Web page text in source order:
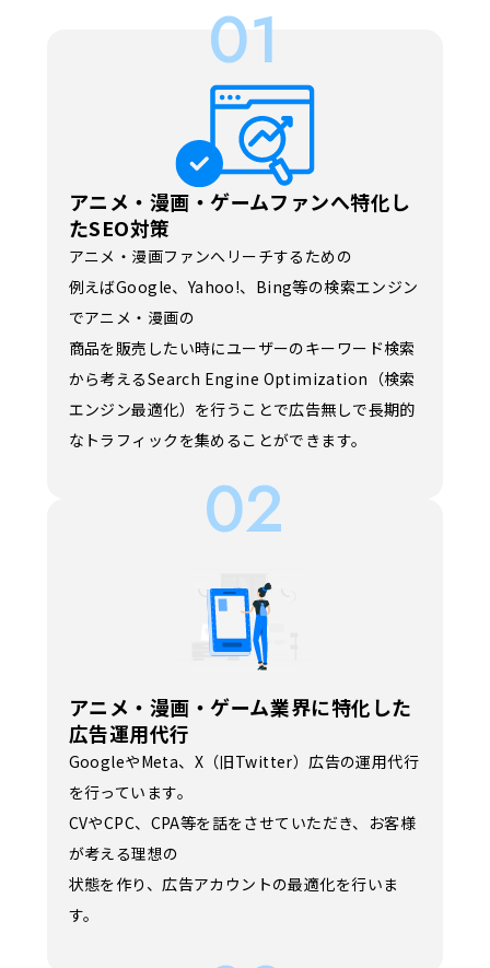
01
アニメ・漫画・ゲームファンへ特化し
たSEO対策
アニメ・漫画ファンへリーチするための
例えばGoogle、Yahoo!、Bing等の検索エンジン
でアニメ・漫画の
商品を販売したい時にユーザーのキーワード検索
から考えるSearch Engine Optimization（検索
エンジン最適化）を行うことで広告無しで長期的
なトラフィックを集めることができます。
02
アニメ・漫画・ゲーム業界に特化した
広告運用代行
GoogleやMeta、X（旧Twitter）広告の運用代行
を行っています。
CVやCPC、CPA等を話をさせていただき、お客様
が考える理想の
状態を作り、広告アカウントの最適化を行いま
す。